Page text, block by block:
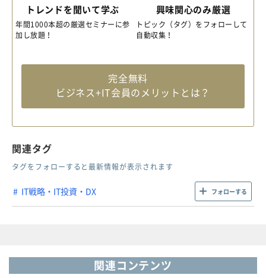
トレンドを聞いて学ぶ
年間1000本超の厳選セミナーに参
加し放題！
興味関心のみ厳選
トピック（タグ）をフォローして
自動収集！
完全無料
ビジネス+IT会員のメリットとは？
関連タグ
タグをフォローすると最新情報が表示されます
IT戦略・IT投資・DX フォローする
関連コンテンツ